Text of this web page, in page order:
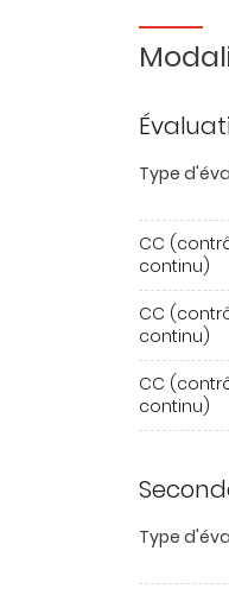
Type
CC
continu)
CC
continu)
CC
continu)
Type